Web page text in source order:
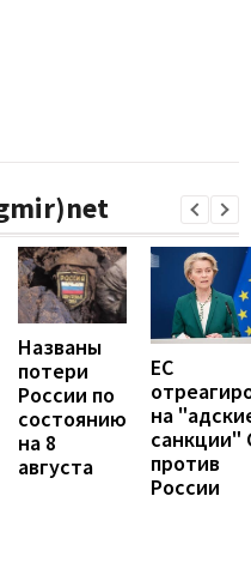
Названы
потери
России по
состоянию
на 8
августа
ЕС
на
санкции"
против
России